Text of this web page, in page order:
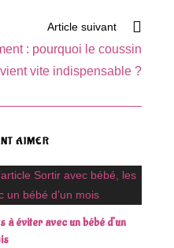
Article suivant
: pourquoi le coussin
vite indispensable ?
AIMER
éviter avec un bébé d’un